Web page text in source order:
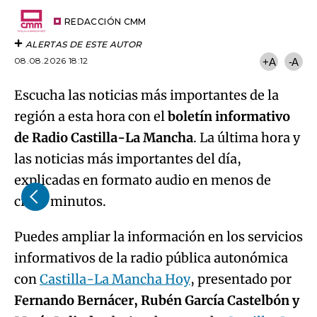
REDACCIÓN CMM
ALERTAS DE ESTE AUTOR
08.08.2026 18:12
+A -A
Escucha las noticias más importantes de la
región a esta hora con elboletín informativo
de Radio Castilla-La Mancha. La última hora y
las noticias más importantes del día,
explicadas en formato audio en menos de
cinco minutos.
Puedes ampliar la información en los servicios
informativos de la radio pública autonómica
conCastilla-La Mancha Hoy, presentado por
Fernando Bernácer, Rubén García Castelbón y